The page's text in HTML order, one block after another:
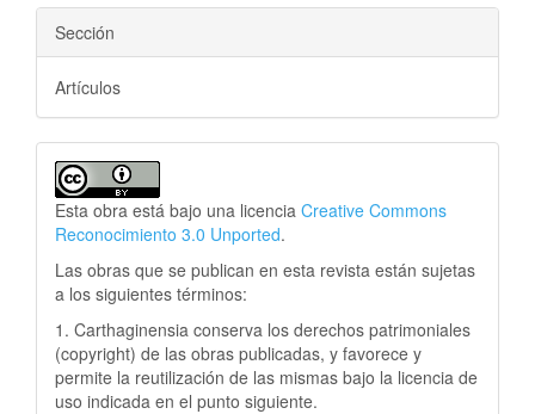
Sección
Artículos
Esta obra está bajo una licencia Creative Commons
Reconocimiento 3.0 Unported.
Las obras que se publican en esta revista están sujetas
a los siguientes términos:
1. Carthaginensia conserva los derechos patrimoniales
(copyright) de las obras publicadas, y favorece y
permite la reutilización de las mismas bajo la licencia de
uso indicada en el punto siguiente.